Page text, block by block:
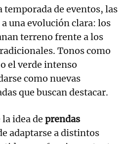
temporada de eventos, las
una evolución clara: los
terreno frente a los
Tonos como
el verde intenso
como nuevas
que buscan destacar.
idea de prendas
adaptarse a distintos